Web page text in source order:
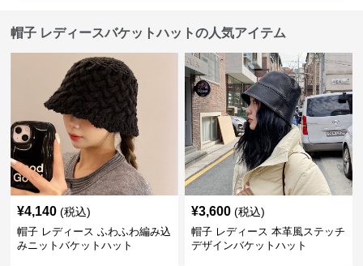
帽子 レディースバケットハットの人気アイテム
¥4,140 (税込)
帽子 レディース ふわふわ編み込
みニットバケットハット
¥3,600 (税込)
帽子 レディース 本革風ステッチ
デザインバケットハット